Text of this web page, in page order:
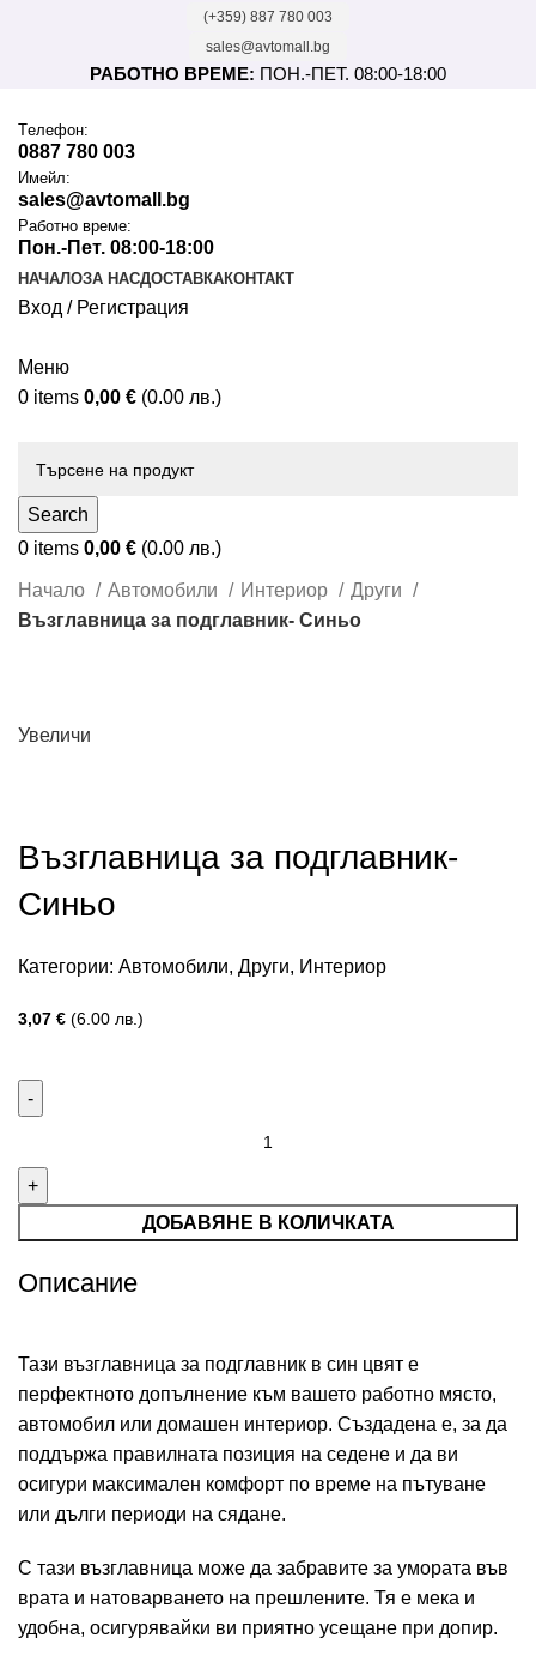
(+359) 887 780 003
sales@avtomall.bg
РАБОТНО ВРЕМЕ: ПОН.-ПЕТ. 08:00-18:00
Tелефон:
0887 780 003
Имейл:
sales@avtomall.bg
Работно време:
Пон.-Пет. 08:00-18:00
НАЧАЛОЗА НАСДОСТАВКАКОНТАКТ
Вход / Регистрация
Меню
0 items 0,00 € (0.00 лв.)
Search
0 items 0,00 € (0.00 лв.)
Начало Автомобили Интериор
Други
Възглавница за подглавник- Синьо
Увеличи
Възглавница за подглавник-
Синьо
Категории: Автомобили, Други, Интериор
3,07 € (6.00 лв.)
ДОБАВЯНЕ В КОЛИЧКАТА
Описание
Тази възглавница за подглавник в син цвят е
перфектното допълнение към вашето работно място,
автомобил или домашен интериор. Създадена е, за да
поддържа правилната позиция на седене и да ви
осигури максимален комфорт по време на пътуване
или дълги периоди на сядане.
С тази възглавница може да забравите за умората във
врата и натоварването на прешлените. Тя е мека и
удобна, осигурявайки ви приятно усещане при допир.